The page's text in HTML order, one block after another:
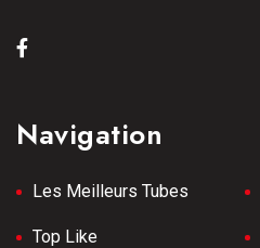
Navigation
Les Meilleurs Tubes
Top Like